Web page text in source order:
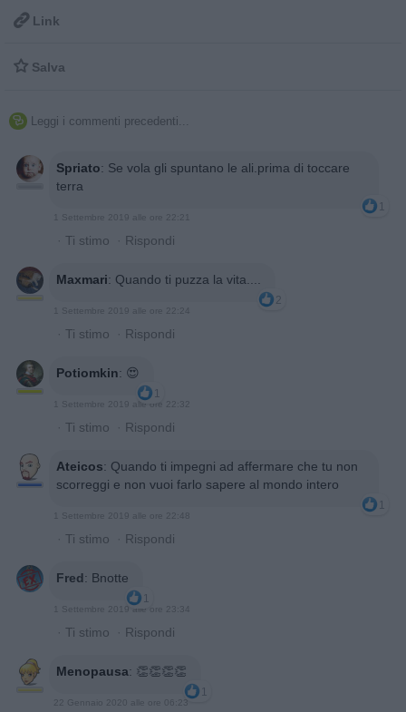
 Link
 Salva
 Leggi i commenti precedenti...
Spriato: Se vola gli spuntano le ali.prima di toccare
terra
1
1 Settembre 2019 alle ore 22:21
· Ti stimo · Rispondi
Maxmari: Quando ti puzza la vita....
2
1 Settembre 2019 alle ore 22:24
· Ti stimo · Rispondi
Potiomkin: 😍
1
1 Settembre 2019 alle ore 22:32
· Ti stimo · Rispondi
Ateicos: Quando ti impegni ad affermare che tu non
scorreggi e non vuoi farlo sapere al mondo intero
1
1 Settembre 2019 alle ore 22:48
· Ti stimo · Rispondi
Fred: Bnotte
1
1 Settembre 2019 alle ore 23:34
· Ti stimo · Rispondi
Menopausa: 👏👏👏👏
1
22 Gennaio 2020 alle ore 06:23